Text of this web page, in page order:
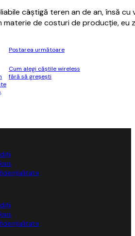
câştigă teren an de an, însă
materie de costuri de producţie,
Postarea următoare
Cum alegi căștile wireless
fără să greșești